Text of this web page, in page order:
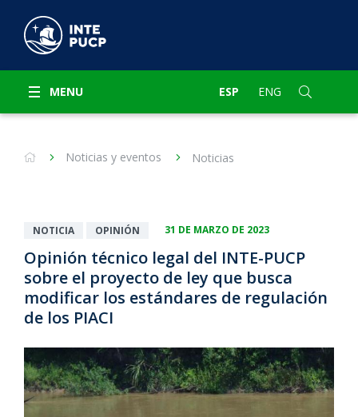
MENU ESP ENG
Noticias y eventos Noticias
NOTICIA OPINIÓN 31 DE MARZO DE 2023
Opinión técnico legal del INTE-PUCP
sobre el proyecto de ley que busca
modificar los estándares de regulación
de los PIACI